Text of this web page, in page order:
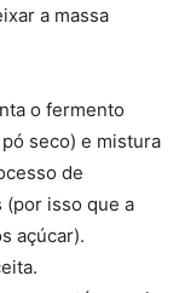
a massa
o fermento
seco) e mistura
de
(por isso que a
açúcar).